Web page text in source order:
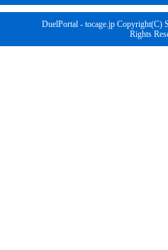
DuelPortal - tocage.jp Copyright(C)
Rights